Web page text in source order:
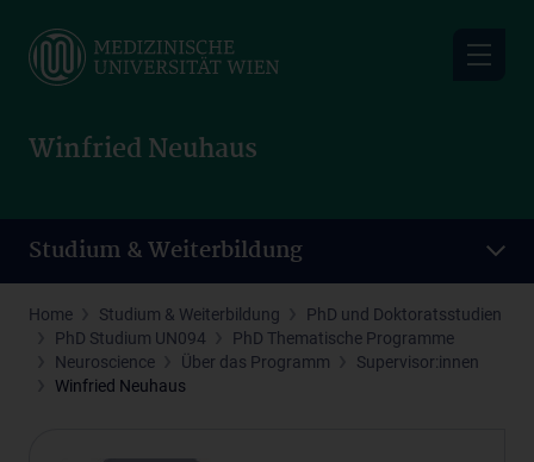
main
Winfried Neuhaus
Studium & Weiterbildung
Home Studium & Weiterbildung
PhD und Doktoratsstudien
PhD Studium UN094
PhD Thematische Programme
Neuroscience
Über das Programm
Supervisor:innen
Winfried Neuhaus